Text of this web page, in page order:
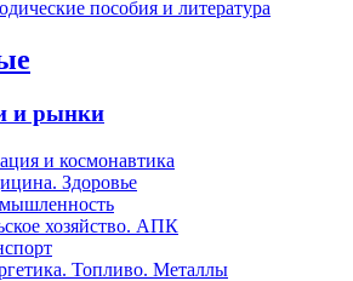
пособия и литература
и рынки
и космонавтика
Здоровье
хозяйство. АПК
Топливо. Металлы